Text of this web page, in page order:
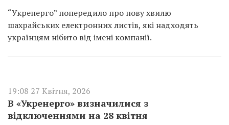
“Укренерго” попередило про нову хвилю
шахрайських електронних листів, які надходять
українцям нібито від імені компанії.
19:08 27 Квітня, 2026
В «Укренерго» визначилися з
відключеннями на 28 квітня